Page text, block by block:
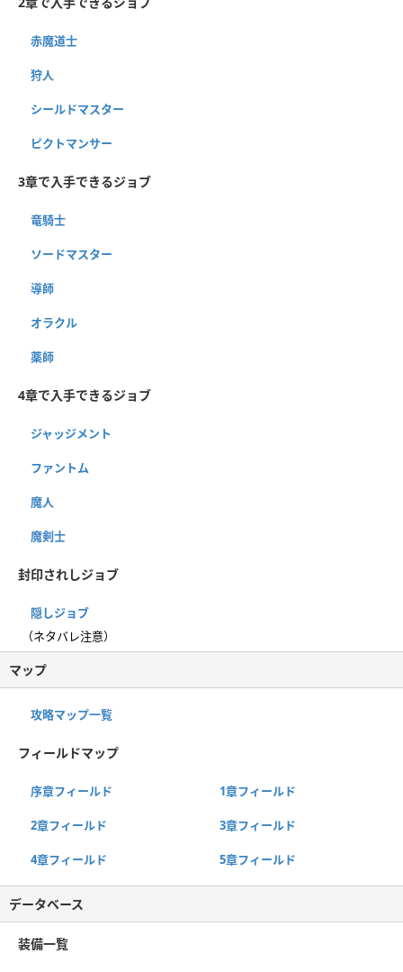
赤魔道士
狩人
シールドマスター
ピクトマンサー
3章で入手できるジョブ
竜騎士
ソードマスター
導師
オラクル
薬師
4章で入手できるジョブ
ジャッジメント
ファントム
魔人
魔剣士
封印されしジョブ
隠しジョブ
（ネタバレ注意）
マップ
攻略マップ一覧
フィールドマップ
序章フィールド 1章フィールド
2章フィールド 3章フィールド
4章フィールド 5章フィールド
データベース
装備一覧